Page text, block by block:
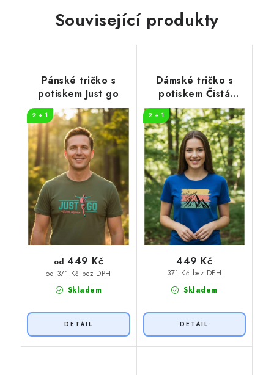
Související produkty
Pánské tričko s
potiskem Just go
2 + 1
Skladem
od 371 Kč bez DPH
od 449 Kč
Dámské tričko s
potiskem Čistá
záležitost pruhy
2 + 1
Skladem
371 Kč bez DPH
449 Kč